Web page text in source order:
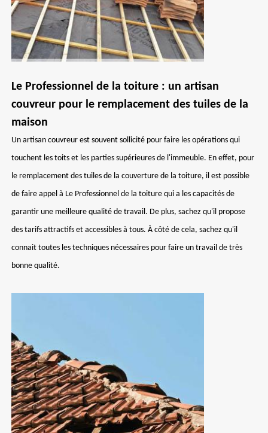
Le Professionnel de la toiture : un artisan
couvreur pour le remplacement des tuiles de la
maison
Un artisan couvreur est souvent sollicité pour faire les opérations qui
touchent les toits et les parties supérieures de l'immeuble. En effet, pour
le remplacement des tuiles de la couverture de la toiture, il est possible
de faire appel à Le Professionnel de la toiture qui a les capacités de
garantir une meilleure qualité de travail. De plus, sachez qu'il propose
des tarifs attractifs et accessibles à tous. À côté de cela, sachez qu'il
connait toutes les techniques nécessaires pour faire un travail de très
bonne qualité.